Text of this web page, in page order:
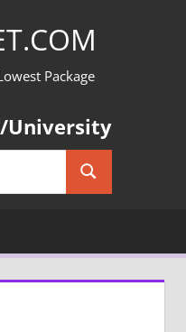
Package
University
Search